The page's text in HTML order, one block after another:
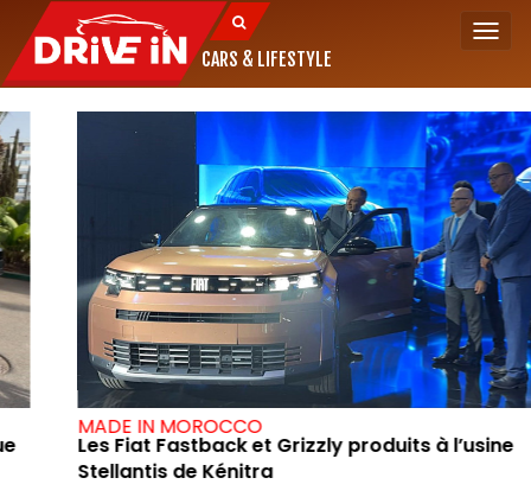
CARS & LIFESTYLE
MADE IN MOROCCO
Les Fiat Fastback et Grizzly produits à l’usine
Stellantis de Kénitra